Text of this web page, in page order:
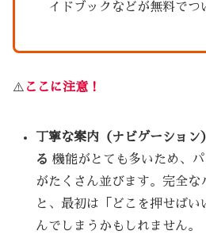
イドブックなどが無料でつ
⚠️ ここに注意！
丁寧な案内（ナビゲーショ
る 機能がとても多いため、
がたくさん並びます。完全な
と、最初は「どこを押せば
んでしまうかもしれません。